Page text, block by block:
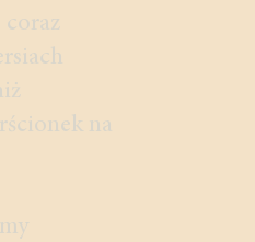
coraz
na